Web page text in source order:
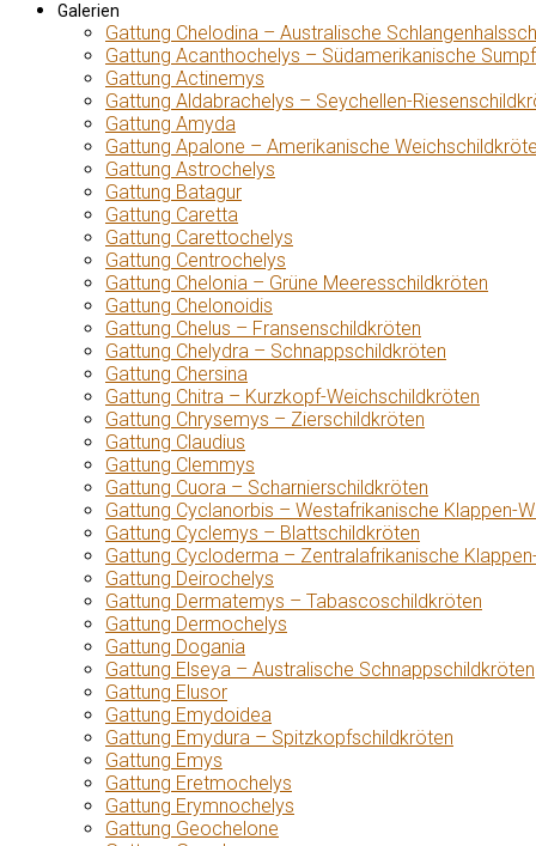
Galerien
Gattung Chelodina – Australische
Gattung Acanthochelys – Südamerikanische
Gattung Actinemys
Gattung Aldabrachelys – Seychellen-
Gattung Amyda
Gattung Apalone – Amerikanische
Gattung Astrochelys
Gattung Batagur
Gattung Caretta
Gattung Carettochelys
Gattung Centrochelys
Gattung Chelonia – Grüne Meeresschildkröten
Gattung Chelonoidis
Gattung Chelus – Fransenschildkröten
Gattung Chelydra – Schnappschildkröten
Gattung Chersina
Gattung Chitra – Kurzkopf-Weichschildkröten
Gattung Chrysemys – Zierschildkröten
Gattung Claudius
Gattung Clemmys
Gattung Cuora – Scharnierschildkröten
Gattung Cyclanorbis – Westafrikanische Klappen-
Gattung Cyclemys – Blattschildkröten
Gattung Cycloderma – Zentralafrikanische
Gattung Deirochelys
Gattung Dermatemys – Tabascoschildkröten
Gattung Dermochelys
Gattung Dogania
Gattung Elseya – Australische Schnappschildkröten
Gattung Elusor
Gattung Emydoidea
Gattung Emydura – Spitzkopfschildkröten
Gattung Emys
Gattung Eretmochelys
Gattung Erymnochelys
Gattung Geochelone